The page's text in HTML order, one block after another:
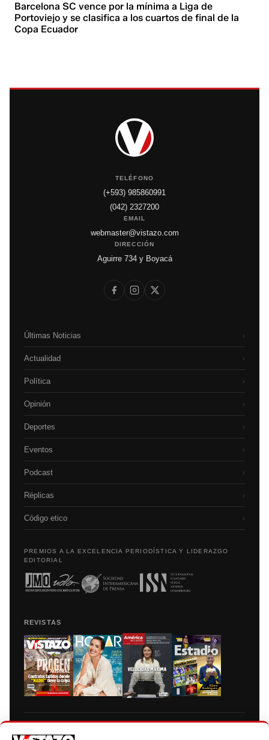
Barcelona SC vence por la mínima a Liga de
Portoviejo y se clasifica a los cuartos de final de la
Copa Ecuador
TELÉFONO
(+593) 985860991
(042) 2327200
EMAIL
webmaster@vistazo.com
DIRECCIÓN
Aguirre 734 y Boyacá
Últimas Noticias ›
Actualidad ›
Política ›
Opinión ›
Deportes ›
Eventos ›
Podcast ›
Réplicas ›
Código etico ›
PREMIOS A LA EXCELENCIA PERIODÍSTICA Y LIDERAZGO
EDITORIAL
REVISTAS